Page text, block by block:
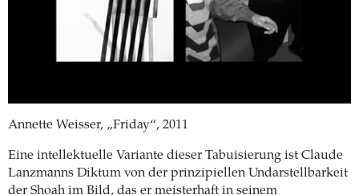
Annette Weisser, „Friday“, 2011
Eine intellektuelle Variante dieser Tabuisierung ist Claude
Lanzmanns Diktum von der prinzipiellen Undarstellbarkeit
der Shoah im Bild, das er meisterhaft in seinem